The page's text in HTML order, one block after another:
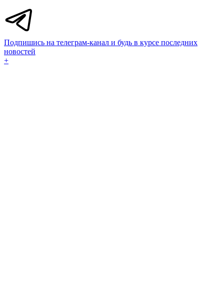
Подпишись на телеграм-канал и будь в курсе последних
новостей
+